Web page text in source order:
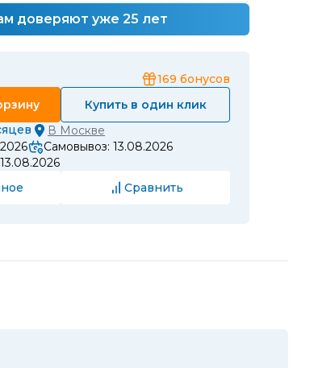
доверяют уже 25 лет
169 бонусов
Купить в один клик
В Москве
Самовывоз: 13.08.2026
Сравнить